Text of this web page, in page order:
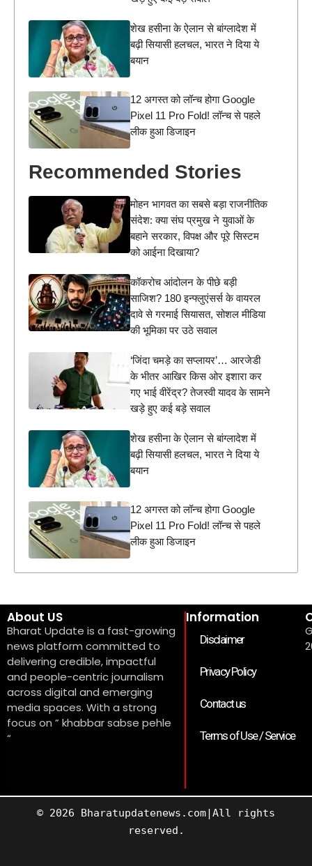
शेख हसीना के ऐलान से बांग्लादेश में
बढ़ी सियासी हलचल, भारत ने दिया ये
बयान
12 अगस्त को लॉन्च होगा Google
Pixel 11 Pro Fold! लॉन्च से पहले
लीक हुआ डिजाइन
Recommended Stories
मोहन भागवत का सबसे बड़ा राजनीतिक
संदेश: क्या संघ प्रमुख ने युवाओं के
बहाने सरकार, विपक्ष और पूरे सिस्टम
को आईना दिखाया?
कॉकरोच आंदोलन के पीछे बड़ी
साजिश? 180 इन्फ्लुएंसर्स के वायरल
दावे से गरमाई सियासत, सोशल मीडिया
की भूमिका पर उठे सवाल
‘जिंदा चमड़े का सप्लायर’… आरजेडी
के भीतर आखिर किस ओर इशारा कर
गए भाई वीरेंद्र? तेजस्वी यादव के सामने
खड़े हुए कई बड़े सवाल
शेख हसीना के ऐलान से बांग्लादेश में
बढ़ी सियासी हलचल, भारत ने दिया ये
बयान
12 अगस्त को लॉन्च होगा Google
Pixel 11 Pro Fold! लॉन्च से पहले
लीक हुआ डिजाइन
About US
Bharat Update is a fast-growing
news platform committed to
delivering credible, impactful
and people-centric journalism
across digital and emerging
media spaces. With a strong
focus on ” khabbar sabse pehle
“
Information
Disclaimer
Privacy Policy
Contact us
Terms of Use / Service
© 2026 Bharatupdatenews.com|All rights
reserved.